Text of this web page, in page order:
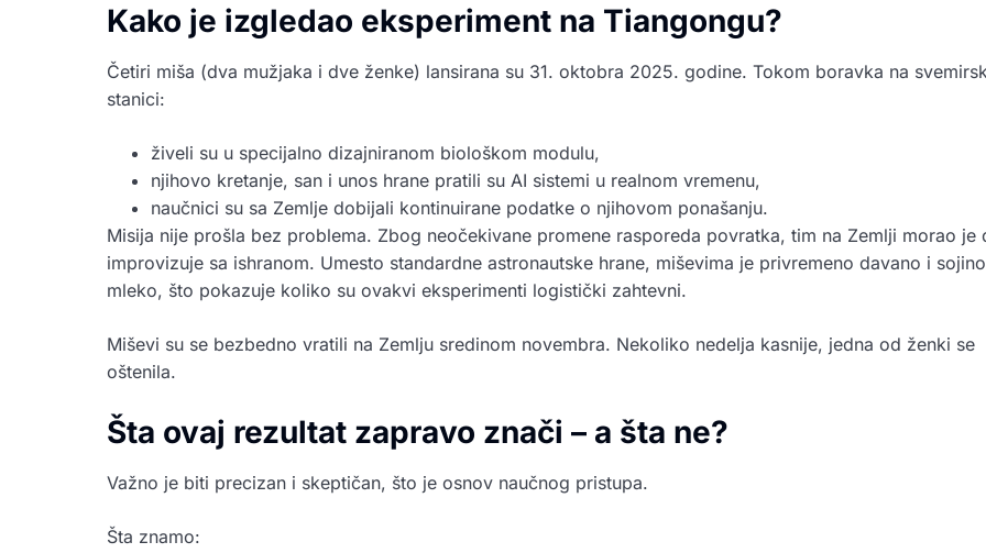
Kako je izgledao eksperiment na Tiangongu?
Četiri miša (dva mužjaka i dve ženke) lansirana su 31. oktobra 2025. godine. Tokom boravka na
stanici:
živeli su u specijalno dizajniranom biološkom modulu,
njihovo kretanje, san i unos hrane pratili su AI sistemi u realnom vremenu,
naučnici su sa Zemlje dobijali kontinuirane podatke o njihovom ponašanju.
Misija nije prošla bez problema. Zbog neočekivane promene rasporeda povratka, tim na Zemlji morao je
improvizuje sa ishranom. Umesto standardne astronautske hrane, miševima je privremeno davano i sojino
mleko, što pokazuje koliko su ovakvi eksperimenti logistički zahtevni.
Miševi su se bezbedno vratili na Zemlju sredinom novembra. Nekoliko nedelja kasnije, jedna od ženki se
oštenila.
Šta ovaj rezultat zapravo znači – a šta ne?
Važno je biti precizan i skeptičan, što je osnov naučnog pristupa.
Šta znamo: